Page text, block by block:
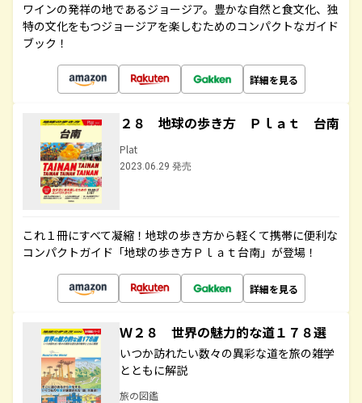
ワインの発祥の地であるジョージア。豊かな自然と食文化、独
特の文化をもつジョージアを楽しむためのコンパクトなガイド
ブック！
詳細を見る
２８ 地球の歩き方 Ｐｌａｔ 台南
Plat
2023.06.29 発売
これ１冊にすべて凝縮！地球の歩き方から軽くて携帯に便利な
コンパクトガイド「地球の歩き方Ｐｌａｔ台南」が登場！
詳細を見る
Ｗ２８ 世界の魅力的な道１７８選
いつか訪れたい数々の異彩な道を旅の雑学
とともに解説
旅の図鑑